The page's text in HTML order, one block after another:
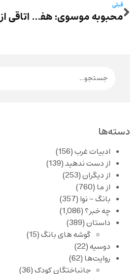
قبلی
محبوبه موسوی: هفتاد پیکره
دسته‌ها
ادبیات غرب(156)
از دست ندهید(139)
از دیگران(253)
از ما (760)
بانگ – نوا (357)
چه خبر؟(1,086)
داستان(389)
گوشه های بانگ(15)
دوسیه(22)
روایت‌ها (62)
جانباختگان کودک(36)